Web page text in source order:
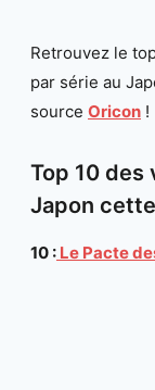
Retrouvez le
par série au
source Oricon !
Top 10 des
Japon
10 : Le Pacte